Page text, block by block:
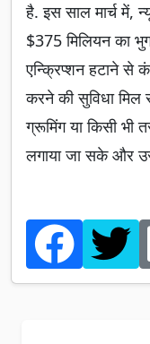
है. इस साल मार्च में,
$375 मिलियन का
एन्क्रिप्शन हटाने
करने की सुविधा
ग्रूमिंग या किसी भी
लगाया जा सके और